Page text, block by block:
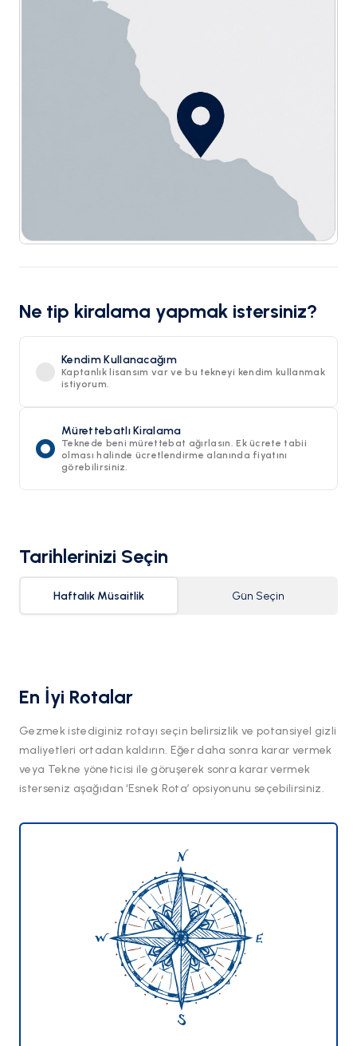
Ne tip kiralama yapmak istersiniz?
Kendim Kullanacağım
Kaptanlık lisansım var ve bu tekneyi kendim kullanmak
istiyorum.
Mürettebatlı Kiralama
Teknede beni mürettebat ağırlasın. Ek ücrete tabii
olması halinde ücretlendirme alanında fiyatını
görebilirsiniz.
Tarihlerinizi Seçin
Haftalık Müsaitlik Gün Seçin
En İyi Rotalar
Gezmek istediginiz rotayı seçin belirsizlik ve potansiyel gizli
maliyetleri ortadan kaldırın. Eğer daha sonra karar vermek
veya Tekne yöneticisi ile göruşerek sonra karar vermek
isterseniz aşağıdan ‘Esnek Rota’ opsiyonunu seçebilirsiniz.